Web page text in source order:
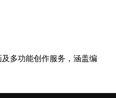
多功能创作服务，涵盖编